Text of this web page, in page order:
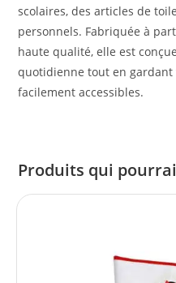
scolaires, des articles de
personnels. Fabriquée à
haute qualité, elle est
quotidienne tout en gardant
facilement accessibles.
Produits qui